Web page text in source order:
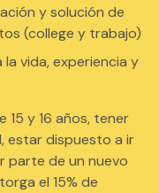
y solución de
(college y trabajo)
vida, experiencia y
y 16 años, tener
estar dispuesto a ir
parte de un nuevo
el 15% de